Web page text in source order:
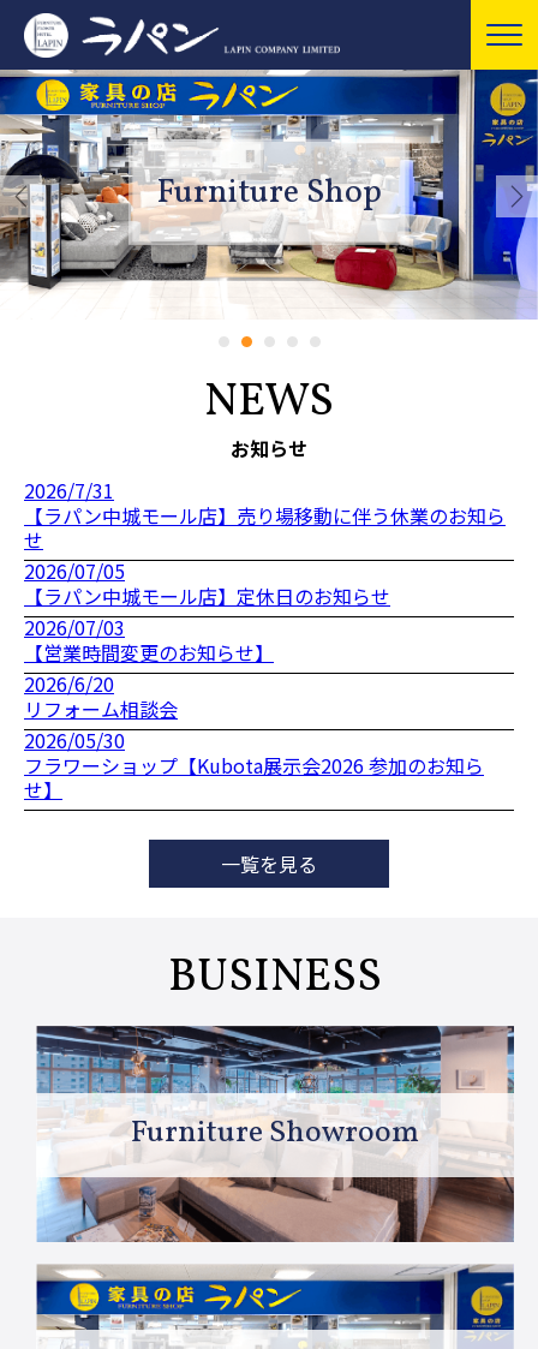
Furniture Shop
NEWS
お知らせ
2026/7/31
【ラパン中城モール店】売り場移動に伴う休業のお知ら
せ
2026/07/05
【ラパン中城モール店】定休日のお知らせ
2026/07/03
【営業時間変更のお知らせ】
2026/6/20
リフォーム相談会
2026/05/30
フラワーショップ【Kubota展示会2026 参加のお知ら
せ】
一覧を見る
BUSINESS
Furniture Showroom